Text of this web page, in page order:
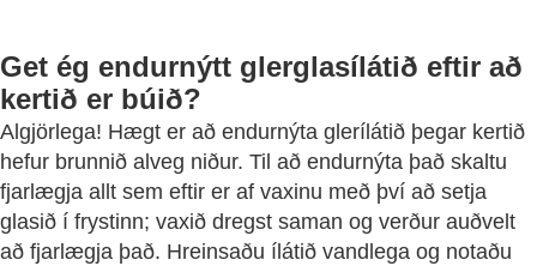
Get ég endurnýtt glerglasílátið eftir að
kertið er búið?
Algjörlega! Hægt er að endurnýta glerílátið þegar kertið
hefur brunnið alveg niður. Til að endurnýta það skaltu
fjarlægja allt sem eftir er af vaxinu með því að setja
glasið í frystinn; vaxið dregst saman og verður auðvelt
að fjarlægja það. Hreinsaðu ílátið vandlega og notaðu